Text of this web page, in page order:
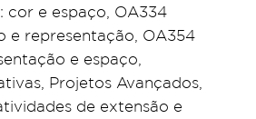
cor e espaço, OA334
e representação, OA354
e espaço,
Projetos Avançados,
de extensão e